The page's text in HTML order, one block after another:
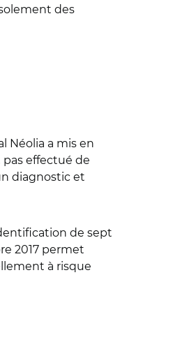
des
Néolia a mis en
pas effectué de
diagnostic et
de sept
2017 permet
à risque